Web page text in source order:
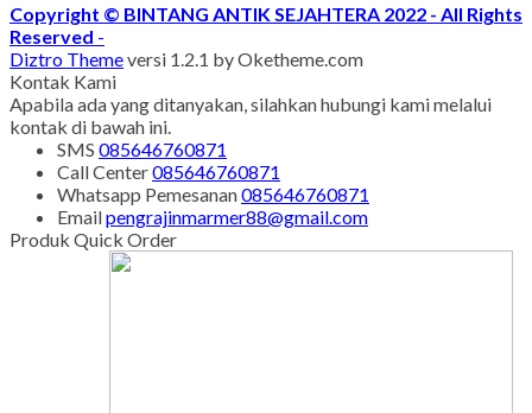
Copyright © BINTANG ANTIK SEJAHTERA 2022 - All Rights
Reserved -
Diztro Themeversi 1.2.1 by Oketheme.com
Kontak Kami
Apabila ada yang ditanyakan, silahkan hubungi kami melalui
kontak di bawah ini.
SMS 085646760871
Call Center085646760871
Whatsapp Pemesanan085646760871
Emailpengrajinmarmer88@gmail.com
Produk Quick Order